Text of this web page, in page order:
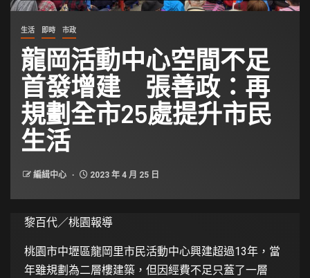
生活 即時 市政
龍岡活動中心空間不足
首發增建 張善政：再
規劃全市25處提升市民
生活
編緝中心 2023 年 4 月 25 日
黎百代／桃園報導
桃園市中壢區龍岡里市民活動中心興建超過13年，當
年雖規劃為二層樓建築，但因經費不足只蓋了一層